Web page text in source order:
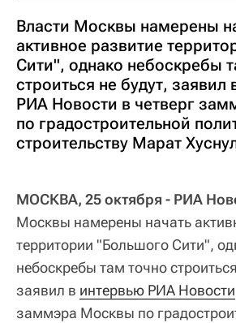
Власти Москвы намерены
активное развитие
Сити", однако небоскребы
строиться не будут, заявил
РИА Новости в четверг
по градостроительной
строительству Марат
МОСКВА, 25 октября - РИА
Москвы намерены начать
территории "Большого Сити",
небоскребы там точно
заявил в интервью РИА Новости
заммэра Москвы по